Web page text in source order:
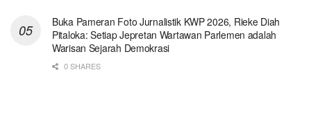
Buka Pameran Foto Jurnalistik KWP 2026, Rieke Diah
Pitaloka: Setiap Jepretan Wartawan Parlemen adalah
Warisan Sejarah Demokrasi
0 SHARES